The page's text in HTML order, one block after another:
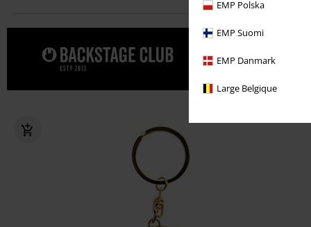
EMP Polska
EMP Suomi
EMP Danmark
Large Belgique
Dopřejte si